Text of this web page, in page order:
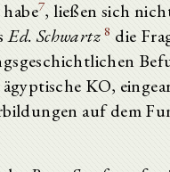
7, ließen sich
Ed. Schwartz 8 die
KO,
auf dem